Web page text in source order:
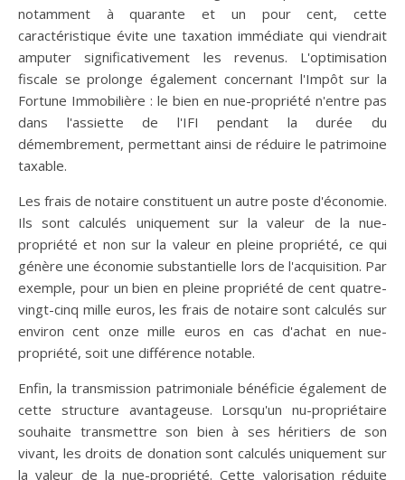
notamment à quarante et un pour cent, cette
caractéristique évite une taxation immédiate qui viendrait
amputer significativement les revenus. L'optimisation
fiscale se prolonge également concernant l'Impôt sur la
Fortune Immobilière : le bien en nue-propriété n'entre pas
dans l'assiette de l'IFI pendant la durée du
démembrement, permettant ainsi de réduire le patrimoine
taxable.
Les frais de notaire constituent un autre poste d'économie.
Ils sont calculés uniquement sur la valeur de la nue-
propriété et non sur la valeur en pleine propriété, ce qui
génère une économie substantielle lors de l'acquisition. Par
exemple, pour un bien en pleine propriété de cent quatre-
vingt-cinq mille euros, les frais de notaire sont calculés sur
environ cent onze mille euros en cas d'achat en nue-
propriété, soit une différence notable.
Enfin, la transmission patrimoniale bénéficie également de
cette structure avantageuse. Lorsqu'un nu-propriétaire
souhaite transmettre son bien à ses héritiers de son
vivant, les droits de donation sont calculés uniquement sur
la valeur de la nue-propriété. Cette valorisation réduite